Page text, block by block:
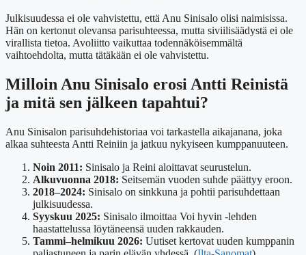
Julkisuudessa ei ole vahvistettu, että Anu Sinisalo olisi naimisissa.
Hän on kertonut olevansa parisuhteessa, mutta siviilisäädystä ei ole
virallista tietoa. Avoliitto vaikuttaa todennäköisemmältä
vaihtoehdolta, mutta tätäkään ei ole vahvistettu.
Milloin Anu Sinisalo erosi Antti Reinistä
ja mitä sen jälkeen tapahtui?
Anu Sinisalon parisuhdehistoriaa voi tarkastella aikajanana, joka
alkaa suhteesta Antti Reiniin ja jatkuu nykyiseen kumppanuuteen.
Noin 2011: Sinisalo ja Reini aloittavat seurustelun.
Alkuvuonna 2018: Seitsemän vuoden suhde päättyy eroon.
2018–2024: Sinisalo on sinkkuna ja pohtii parisuhdettaan
julkisuudessa.
Syyskuu 2025: Sinisalo ilmoittaa Voi hyvin -lehden
haastattelussa löytäneensä uuden rakkauden.
Tammi–helmikuu 2026: Uutiset kertovat uuden kumppanin